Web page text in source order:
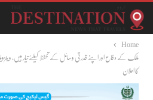
Home
ملک کے دفاع اور اپنے قدرتی وسائل کے تحفظ کیلئےتیار ہیں،
کا اعلان